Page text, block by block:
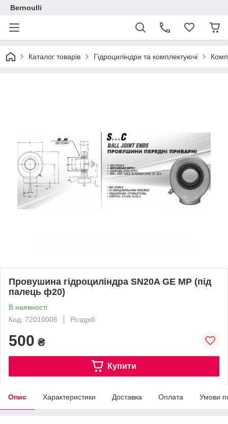
Bernoulli
Каталог товарів Гідроциліндри та комплектуючі
Провушина гідроциліндра SN20A GE MP (під
палець ф20)
В наявності
Код: 72010006
Роздріб
500 ₴
Купити
Опис Характеристики Доставка Оплата Умови